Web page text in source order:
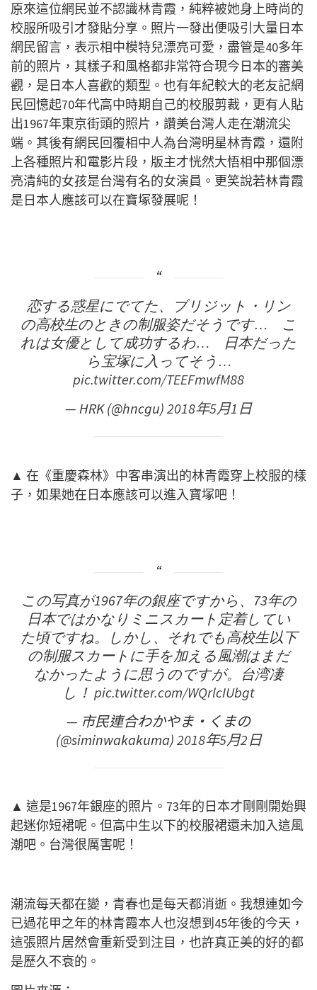
原來這位網民並不認識林青霞，純粹被她身上時尚的
校服所吸引才發貼分享。照片一發出便吸引大量日本
網民留言，表示相中模特兒漂亮可愛，盡管是40多年
前的照片，其樣子和風格都非常符合現今日本的審美
觀，是日本人喜歡的類型。也有年紀較大的老友記網
民回憶起70年代高中時期自己的校服剪裁，更有人貼
出1967年東京街頭的照片，讚美台灣人走在潮流尖
端。其後有網民回覆相中人為台灣明星林青霞，還附
上各種照片和電影片段，版主才恍然大悟相中那個漂
亮清純的女孩是台灣有名的女演員。更笑說若林青霞
是日本人應該可以在寶塚發展呢！
恋する惑星にでてた、ブリジット・リン
の高校生のときの制服姿だそうです… こ
れは女優として成功するわ… 日本だった
ら宝塚に入ってそう…
pic.twitter.com/TEEFmwfM88
— HRK (@hncgu)2018年5月1日
▲ 在《重慶森林》中客串演出的林青霞穿上校服的樣
子，如果她在日本應該可以進入寶塚吧！
この写真が1967年の銀座ですから、73年の
日本ではかなりミニスカート定着してい
た頃ですね。しかし、それでも高校生以下
の制服スカートに手を加える風潮はまだ
なかったように思うのですが。台湾凄
し！ pic.twitter.com/WQrlcIUbgt
— 市民連合わかやま・くまの
(@siminwakakuma)2018年5月2日
▲ 這是1967年銀座的照片。73年的日本才剛剛開始興
起迷你短裙呢。但高中生以下的校服裙還未加入這風
潮吧。台灣很厲害呢！
潮流每天都在變，青春也是每天都消逝。我想連如今
已過花甲之年的林青霞本人也沒想到45年後的今天，
這張照片居然會重新受到注目，也許真正美的好的都
是歷久不衰的。